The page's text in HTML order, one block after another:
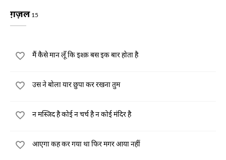
ग़ज़ल 15
मैं कैसे मान लूँ कि इश्क़ बस इक बार होता है
उस ने बोला यार छुपा कर रखना तुम
न मस्जिद है कोई न चर्च है न कोई मंदिर है
आएगा कह कर गया था फिर मगर आया नहीं